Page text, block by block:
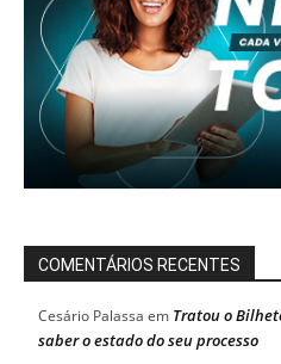
COMENTÁRIOS RECENTES
Cesário Palassa em Tratou o
saber o estado do seu processo